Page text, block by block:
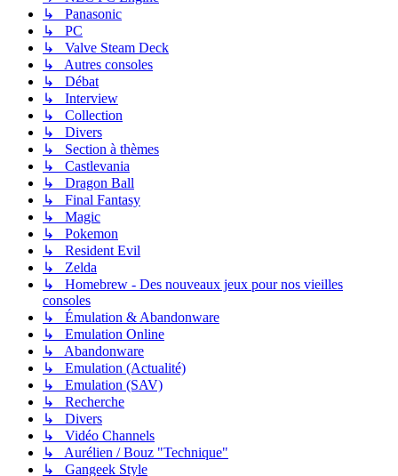
↳ Panasonic
↳ PC
↳ Valve Steam Deck
↳ Autres consoles
↳ Débat
↳ Interview
↳ Collection
↳ Divers
↳ Section à thèmes
↳ Castlevania
↳ Dragon Ball
↳ Final Fantasy
↳ Magic
↳ Pokemon
↳ Resident Evil
↳ Zelda
↳ Homebrew - Des nouveaux jeux pour nos vieilles
consoles
↳ Émulation & Abandonware
↳ Emulation Online
↳ Abandonware
↳ Emulation (Actualité)
↳ Emulation (SAV)
↳ Recherche
↳ Divers
↳ Vidéo Channels
↳ Aurélien / Bouz "Technique"
↳ Gangeek Style